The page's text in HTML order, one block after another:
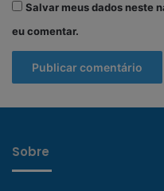
Salvar meus dados neste
eu comentar.
Sobre